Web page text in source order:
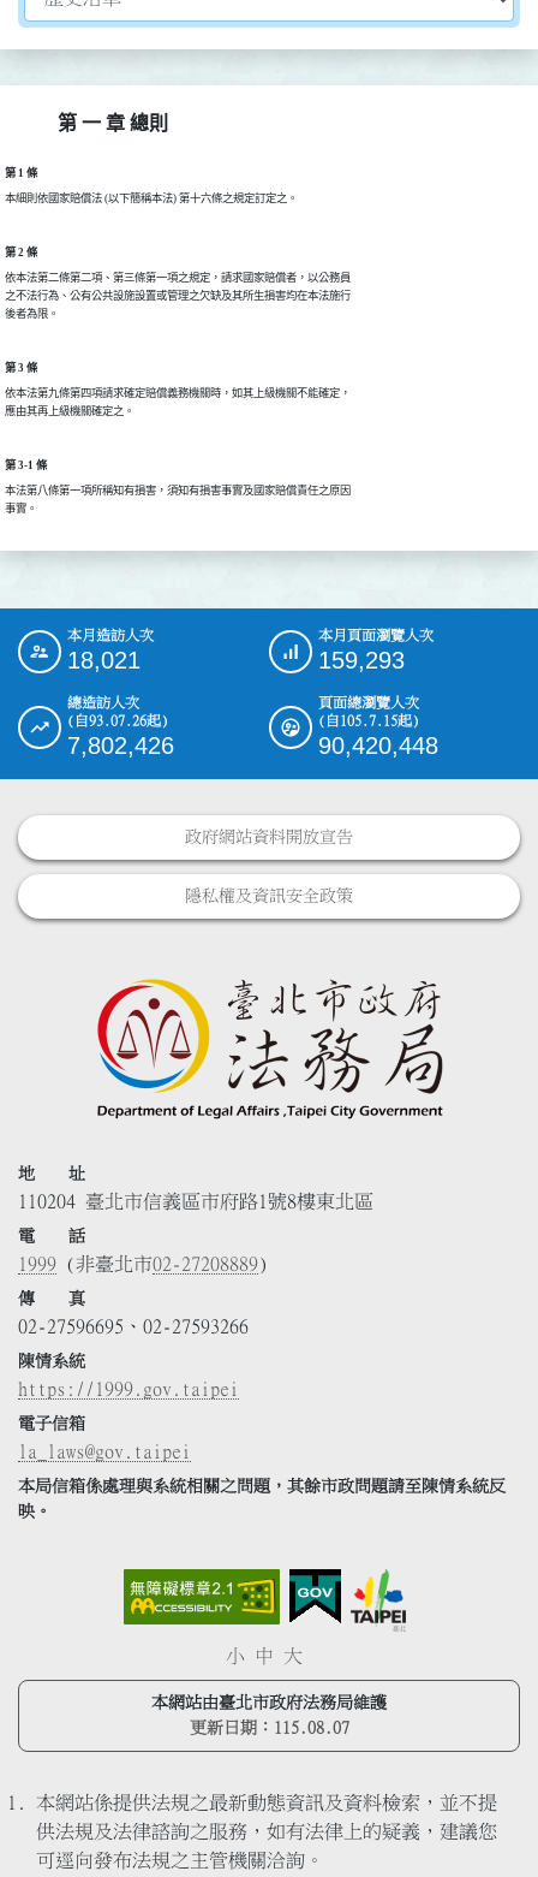
第 一 章 總則
第 1 條
第 2 條
依本法第二條第二項、第三條第一項之規定，請求國家賠償者，以公務員
之不法行為、公有公共設施設置或管理之欠缺及其所生損害均在本法施行
第 3 條
依本法第九條第四項請求確定賠償義務機關時，如其上級機關不能確定，
第 3-1 條
本法第八條第一項所稱知有損害，須知有損害事實及國家賠償責任之原因
事實。
::: 本月造訪人次
18,021
本月頁面瀏覽人次
159,293
總造訪人次
(自93.07.26起)
7,802,426
頁面總瀏覽人次
(自105.7.15起)
90,420,448
政府網站資料開放宣告
隱私權及資訊安全政策
地 址
110204 臺北市信義區市府路1號8樓東北區
電 話
1999 (非臺北市02-27208889)
傳 真
02-27596695、02-27593266
陳情系統
https://1999.gov.taipei
電子信箱
la_laws@gov.taipei
本局信箱係處理與系統相關之問題，其餘市政問題請至陳情系統反
映。
小 中 大
本網站由臺北市政府法務局維護
更新日期： 115.08.07
本網站係提供法規之最新動態資訊及資料檢索，並不提
供法規及法律諮詢之服務，如有法律上的疑義，建議您
可逕向發布法規之主管機關洽詢。